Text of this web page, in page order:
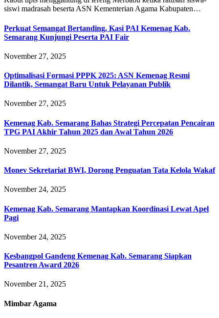
siswi madrasah beserta ASN Kementerian Agama Kabupaten…
Perkuat Semangat Bertanding, Kasi PAI Kemenag Kab.
Semarang Kunjungi Peserta PAI Fair
November 27, 2025
Optimalisasi Formasi PPPK 2025: ASN Kemenag Resmi
Dilantik, Semangat Baru Untuk Pelayanan Publik
November 27, 2025
Kemenag Kab. Semarang Bahas Strategi Percepatan Pencairan
TPG PAI Akhir Tahun 2025 dan Awal Tahun 2026
November 27, 2025
Monev Sekretariat BWI, Dorong Penguatan Tata Kelola Wakaf
November 24, 2025
Kemenag Kab. Semarang Mantapkan Koordinasi Lewat Apel
Pagi
November 24, 2025
Kesbangpol Gandeng Kemenag Kab. Semarang Siapkan
Pesantren Award 2026
November 21, 2025
Mimbar Agama